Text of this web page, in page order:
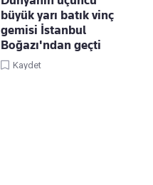
büyük yarı batık vinç
gemisi İstanbul
Boğazı'ndan geçti
Kaydet